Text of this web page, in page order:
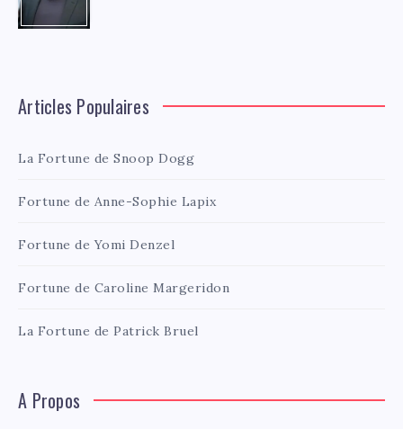
Articles Populaires
La Fortune de Snoop Dogg
Fortune de Anne-Sophie Lapix
Fortune de Yomi Denzel
Fortune de Caroline Margeridon
La Fortune de Patrick Bruel
A Propos